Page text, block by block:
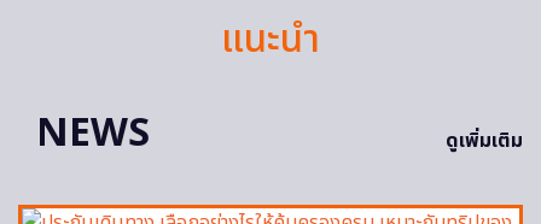
แนะนำ
NEWS
ดูเพิ่มเติม